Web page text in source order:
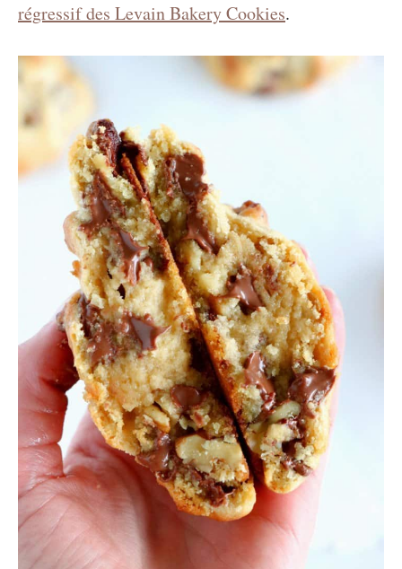
régressif des Levain Bakery Cookies.